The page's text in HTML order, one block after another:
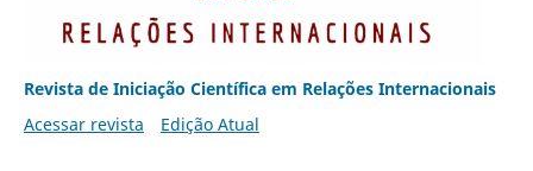
Revista de Iniciação Científica em Relações Internacionais
Acessar revista
Edição Atual